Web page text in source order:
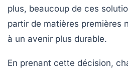
plus, beaucoup de ces
partir de matières premières
à un avenir plus durable.
En prenant cette décision,